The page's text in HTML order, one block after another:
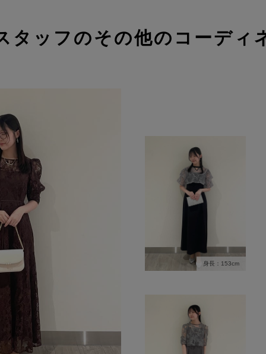
タッフのその他のコーディ
身長：153cm